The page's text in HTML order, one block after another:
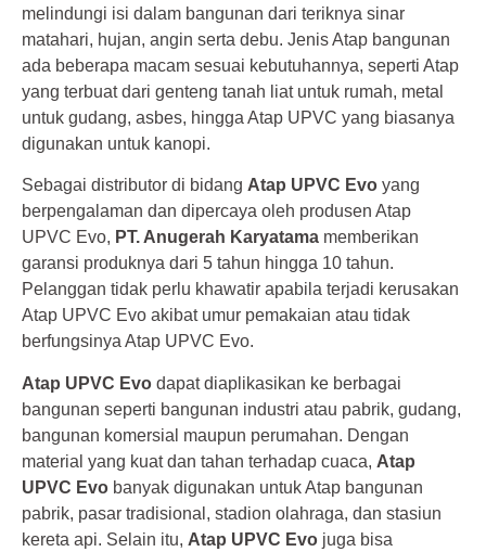
melindungi isi dalam bangunan dari teriknya sinar
matahari, hujan, angin serta debu. Jenis Atap bangunan
ada beberapa macam sesuai kebutuhannya, seperti Atap
yang terbuat dari genteng tanah liat untuk rumah, metal
untuk gudang, asbes, hingga Atap UPVC yang biasanya
digunakan untuk kanopi.
Sebagai distributor di bidang Atap UPVC Evo yang
berpengalaman dan dipercaya oleh produsen Atap
UPVC Evo, PT. Anugerah Karyatama memberikan
garansi produknya dari 5 tahun hingga 10 tahun.
Pelanggan tidak perlu khawatir apabila terjadi kerusakan
Atap UPVC Evo akibat umur pemakaian atau tidak
berfungsinya Atap UPVC Evo.
Atap UPVC Evo dapat diaplikasikan ke berbagai
bangunan seperti bangunan industri atau pabrik, gudang,
bangunan komersial maupun perumahan. Dengan
material yang kuat dan tahan terhadap cuaca, Atap
UPVC Evo banyak digunakan untuk Atap bangunan
pabrik, pasar tradisional, stadion olahraga, dan stasiun
kereta api. Selain itu, Atap UPVC Evo juga bisa